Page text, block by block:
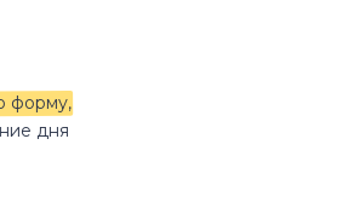
форму,
дня